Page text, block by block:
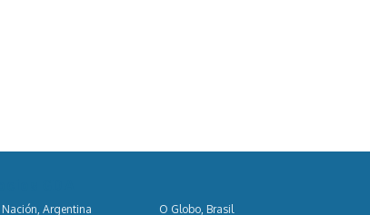
Nación, Argentina O Globo, Brasil